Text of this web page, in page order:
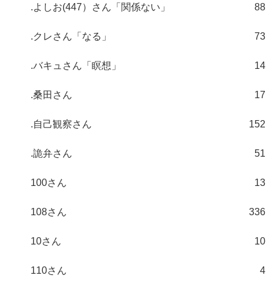
.よしお(447）さん「関係ない」 88
.クレさん「なる」 73
.バキュさん「瞑想」 14
.桑田さん 17
.自己観察さん 152
.詭弁さん 51
100さん 13
108さん 336
10さん 10
110さん 4